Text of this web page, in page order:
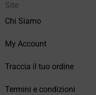
Site
Chi Siamo
My Account
Traccia il tuo ordine
Termini e condizioni